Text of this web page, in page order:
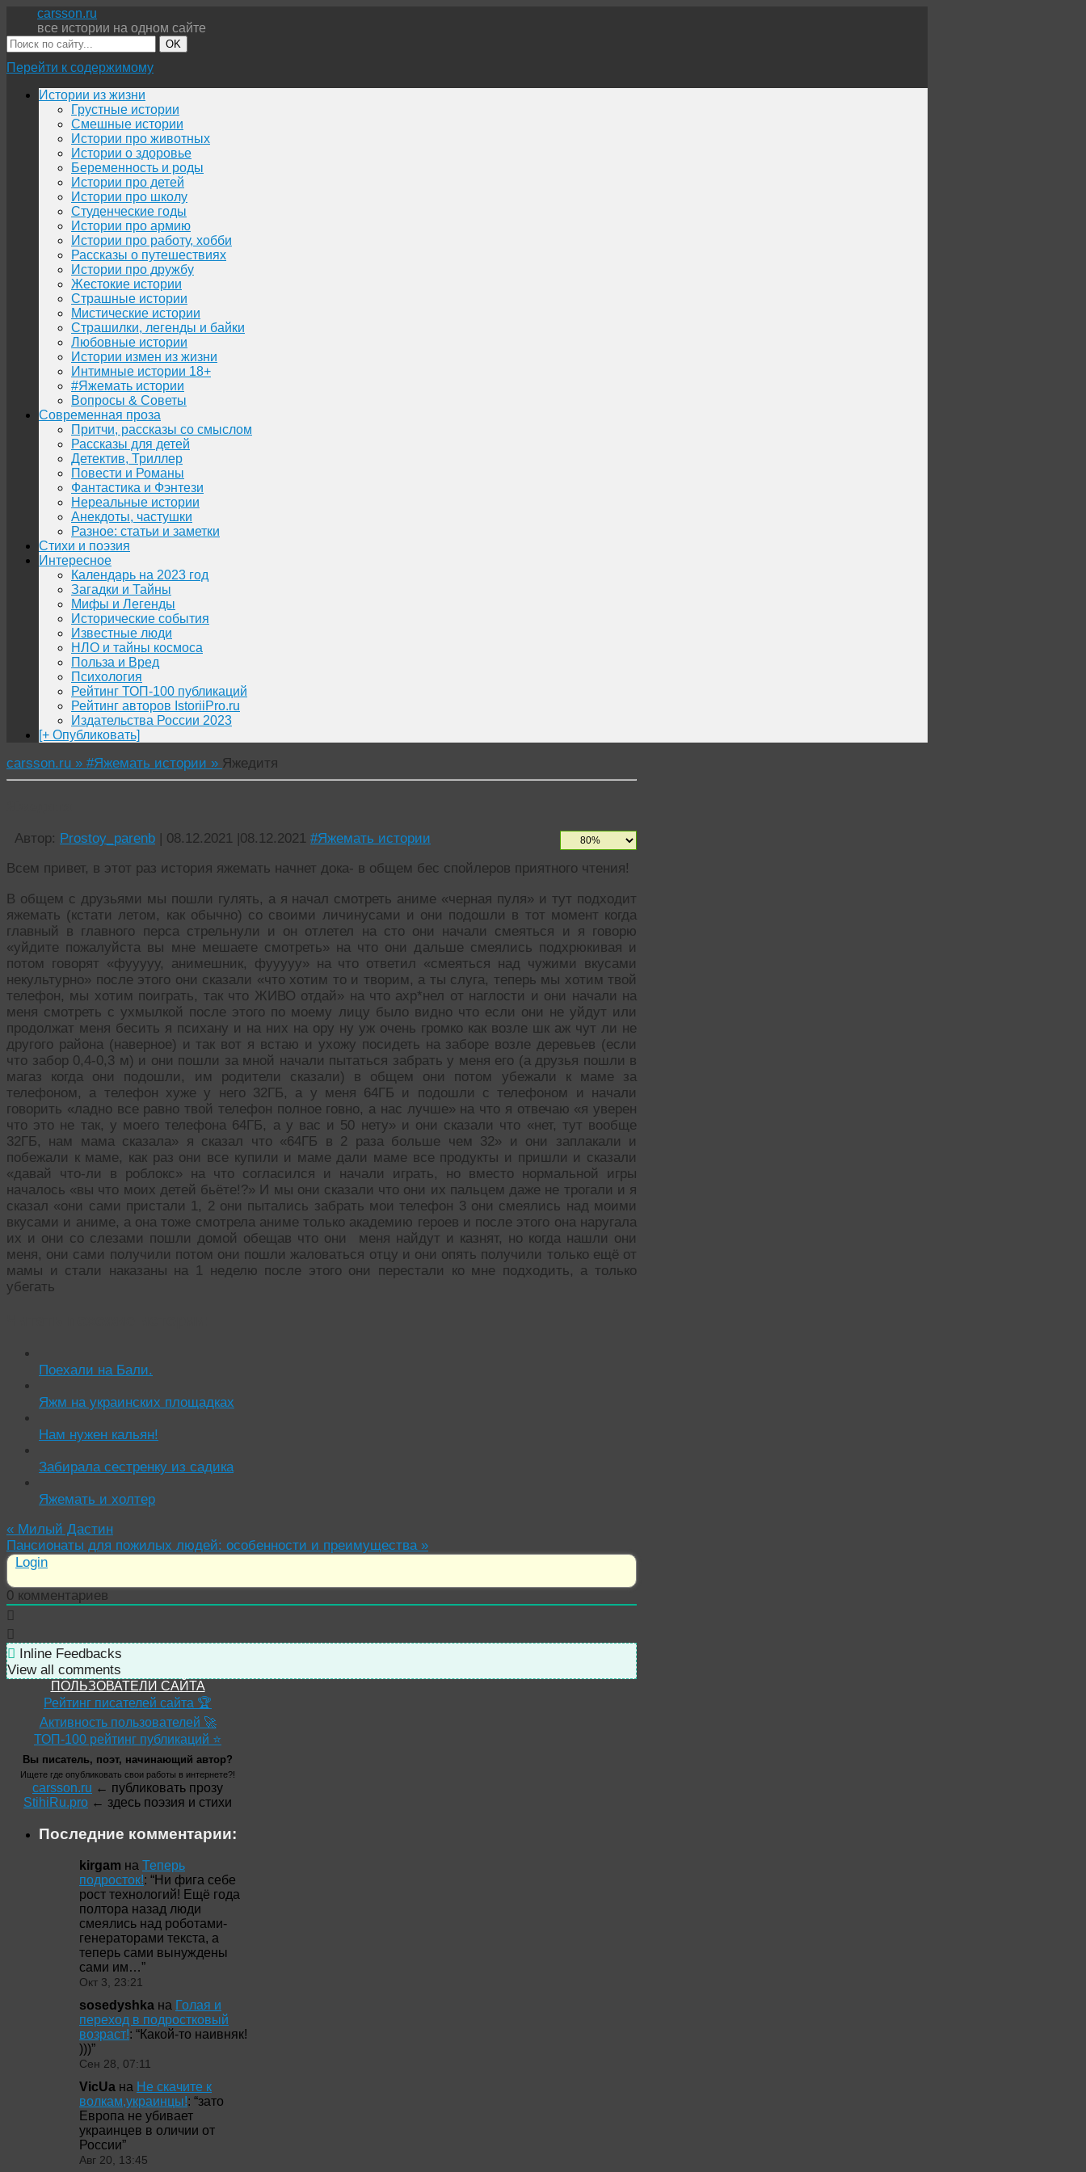
carsson.ru
все истории на одном сайте
OK
Перейти к содержимому
Истории из жизни
Грустные истории
Смешные истории
Истории про животных
Истории о здоровье
Беременность и роды
Истории про детей
Истории про школу
Студенческие годы
Истории про армию
Истории про работу, хобби
Рассказы о путешествиях
Истории про дружбу
Жестокие истории
Страшные истории
Мистические истории
Страшилки, легенды и байки
Любовные истории
Истории измен из жизни
Интимные истории 18+
#Яжемать истории
Вопросы & Советы
Современная проза
Притчи, рассказы со смыслом
Рассказы для детей
Детектив, Триллер
Повести и Романы
Фантастика и Фэнтези
Нереальные истории
Анекдоты, частушки
Разное: статьи и заметки
Стихи и поэзия
Интересное
Календарь на 2023 год
Загадки и Тайны
Мифы и Легенды
Исторические события
Известные люди
НЛО и тайны космоса
Польза и Вред
Психология
Рейтинг ТОП-100 публикаций
Рейтинг авторов IstoriiPro.ru
Издательства России 2023
[+ Опубликовать]
carsson.ru » #Яжемать истории » Яжедитя
Автор: Prostoy_parenb | 08.12.2021 |08.12.2021 #Яжемать истории
Всем привет, в этот раз история яжемать начнет дока- в общем бес спойлеров приятного чтения!
В общем с друзьями мы пошли гулять, а я начал смотреть аниме «черная пуля» и тут подходит
яжемать (кстати летом, как обычно) со своими личинусами и они подошли в тот момент когда
главный в главного перса стрельнули и он отлетел на сто они начали смеяться и я говорю
«уйдите пожалуйста вы мне мешаете смотреть» на что они дальше смеялись подхрюкивая и
потом говорят «фууууу, анимешник, фууууу» на что ответил «смеяться над чужими вкусами
некультурно» после этого они сказали «что хотим то и творим, а ты слуга, теперь мы хотим твой
телефон, мы хотим поиграть, так что ЖИВО отдай» на что ахр*нел от наглости и они начали на
меня смотреть с ухмылкой после этого по моему лицу было видно что если они не уйдут или
продолжат меня бесить я психану и на них на ору ну уж очень громко как возле шк аж чут ли не
другого района (наверное) и так вот я встаю и ухожу посидеть на заборе возле деревьев (если
что забор 0,4-0,3 м) и они пошли за мной начали пытаться забрать у меня его (а друзья пошли в
магаз когда они подошли, им родители сказали) в общем они потом убежали к маме за
телефоном, а телефон хуже у него 32ГБ, а у меня 64ГБ и подошли с телефоном и начали
говорить «ладно все равно твой телефон полное говно, а нас лучше» на что я отвечаю «я уверен
что это не так, у моего телефона 64ГБ, а у вас и 50 нету» и они сказали что «нет, тут вообще
32ГБ, нам мама сказала» я сказал что «64ГБ в 2 раза больше чем 32» и они заплакали и
побежали к маме, как раз они все купили и маме дали маме все продукты и пришли и сказали
«давай что-ли в роблокс» на что согласился и начали играть, но вместо нормальной игры
началось «вы что моих детей бьёте!?» И мы они сказали что они их пальцем даже не трогали и я
сказал «они сами пристали 1, 2 они пытались забрать мои телефон 3 они смеялись над моими
вкусами и аниме, а она тоже смотрела аниме только академию героев и после этого она наругала
их и они со слезами пошли домой обещав что они меня найдут и казнят, но когда нашли они
меня, они сами получили потом они пошли жаловаться отцу и они опять получили только ещё от
мамы и стали наказаны на 1 неделю после этого они перестали ко мне подходить, а только
убегать
Поехали на Бали.
Яжм на украинских площадках
Нам нужен кальян!
Забирала сестренку из садика
Яжемать и холтер
« Милый Дастин
Пансионаты для пожилых людей: особенности и преимущества »
Login
0 комментариев
Inline Feedbacks
View all comments
ПОЛЬЗОВАТЕЛИ САЙТА
Рейтинг писателей сайта 🏆
Активность пользователей 🚀
ТОП-100 рейтинг публикаций ⭐
Вы писатель, поэт, начинающий автор?
Ищете где опубликовать свои работы в интернете?!
carsson.ru ← публиковать прозу
StihiRu.pro ← здесь поэзия и стихи
Последние комментарии:
kirgam на Теперь
подросток!: “Ни фига себе
рост технологий! Ещё года
полтора назад люди
смеялись над роботами-
генераторами текста, а
теперь сами вынуждены
сами им…”
Окт 3, 23:21
sosedyshka на Голая и
переход в подростковый
возраст!: “Какой-то наивняк!
)))”
Сен 28, 07:11
VicUa на Не скачите к
волкам,украинцы!: “зато
Европа не убивает
украинцев в оличии от
России”
Авг 20, 13:45